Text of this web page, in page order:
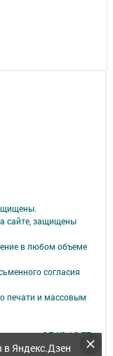
Яндекс.Дзен
сайте, защищены
в любом объеме
согласия
печати и массовым
запись: ЭЛ № ФС 77 -